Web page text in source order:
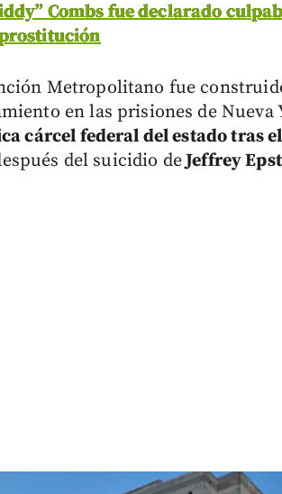
Combs fue declarado
Metropolitano fue
en las prisiones de Nueva
cárcel federal del estado tras
del suicidio deJeffrey